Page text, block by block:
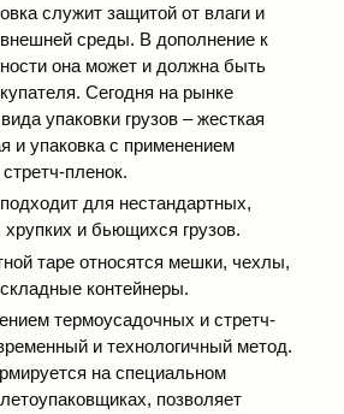
служит защитой от влаги и
среды. В дополнение к
она может и должна быть
Сегодня на рынке
упаковки грузов – жесткая
и упаковка с применением
пленок.
для нестандартных,
хрупких и бьющихся грузов.
таре относятся мешки, чехлы,
контейнеры.
термоусадочных и стретч-
и технологичный метод.
на специальном
позволяет